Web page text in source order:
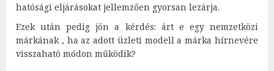
hatósági eljárásokat jellemzően gyorsan lezárja.
Ezek után pedig jön a kérdés: árt e egy nemzetközi
márkának , ha az adott üzleti modell a márka hírnevére
visszaható módon működik?